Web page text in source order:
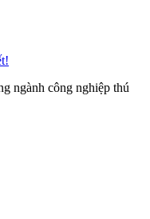
ngành công nghiệp thú